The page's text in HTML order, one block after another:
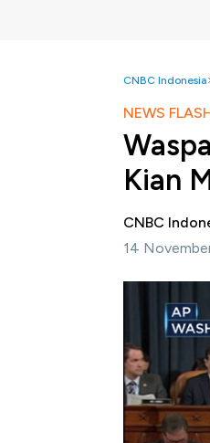
CNBC Indonesia
NEWS
Kian
CNBC
14
kesaksian
DPR
Trump, Joe
Simak